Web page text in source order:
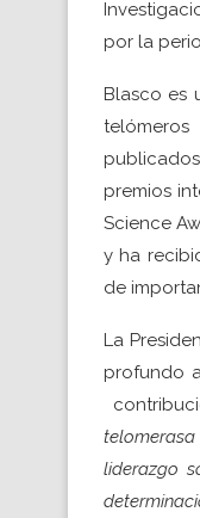
por la
Blasco es
premios
Science
y ha
de
La
profundo
liderazgo